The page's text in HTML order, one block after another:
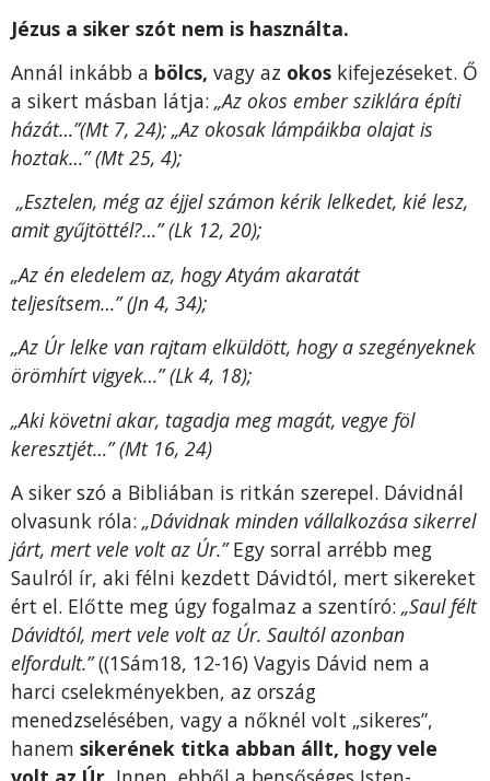
Jézus a siker szót nem is használta.
Annál inkább a bölcs, vagy az okos kifejezéseket. Ő
a sikert másban látja: „Az okos ember sziklára építi
házát…”(Mt 7, 24); „Az okosak lámpáikba olajat is
hoztak…” (Mt 25, 4);
„Esztelen, még az éjjel számon kérik lelkedet, kié lesz,
amit gyűjtöttél?…” (Lk 12, 20);
„Az én eledelem az, hogy Atyám akaratát
teljesítsem…” (Jn 4, 34);
„Az Úr lelke van rajtam elküldött, hogy a szegényeknek
örömhírt vigyek…” (Lk 4, 18);
„Aki követni akar, tagadja meg magát, vegye föl
keresztjét…” (Mt 16, 24)
A siker szó a Bibliában is ritkán szerepel. Dávidnál
olvasunk róla: „Dávidnak minden vállalkozása sikerrel
járt, mert vele volt az Úr.”Egy sorral arrébb meg
Saulról ír, aki félni kezdett Dávidtól, mert sikereket
ért el. Előtte meg úgy fogalmaz a szentíró: „Saul félt
Dávidtól, mert vele volt az Úr. Saultól azonban
elfordult.”((1Sám18, 12-16) Vagyis Dávid nem a
harci cselekményekben, az ország
menedzselésében, vagy a nőknél volt „sikeres”,
hanem sikerének titka abban állt, hogy vele